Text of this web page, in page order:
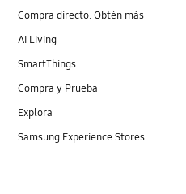
Compra directo. Obtén más
AI Living
SmartThings
Compra y Prueba
Explora
Samsung Experience Stores